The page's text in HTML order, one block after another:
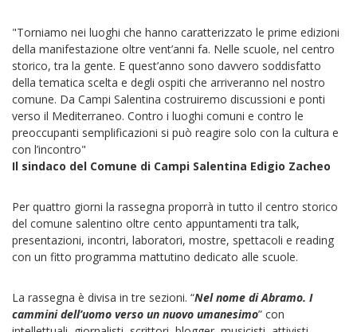
"Torniamo nei luoghi che hanno caratterizzato le prime edizioni
della manifestazione oltre vent’anni fa. Nelle scuole, nel centro
storico, tra la gente. E quest’anno sono davvero soddisfatto
della tematica scelta e degli ospiti che arriveranno nel nostro
comune. Da Campi Salentina costruiremo discussioni e ponti
verso il Mediterraneo. Contro i luoghi comuni e contro le
preoccupanti semplificazioni si può reagire solo con la cultura e
con l’incontro"
Il sindaco del Comune di Campi Salentina Edigio Zacheo
Per quattro giorni la rassegna proporrà in tutto il centro storico
del comune salentino oltre cento appuntamenti tra talk,
presentazioni, incontri, laboratori, mostre, spettacoli e reading
con un fitto programma mattutino dedicato alle scuole.
La rassegna è divisa in tre sezioni. “Nel nome di Abramo. I
cammini dell’uomo verso un nuovo umanesimo” con